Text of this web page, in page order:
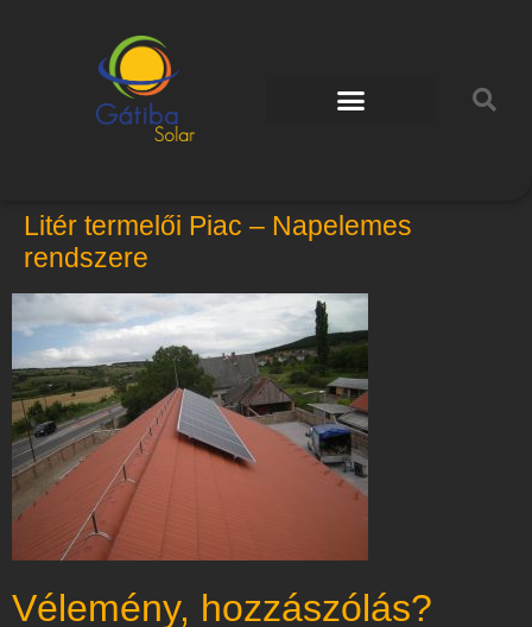
Litér termelői Piac – Napelemes
rendszere
Vélemény, hozzászólás?